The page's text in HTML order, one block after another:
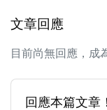
文章回應
目前尚無回應，成
回應本篇文章